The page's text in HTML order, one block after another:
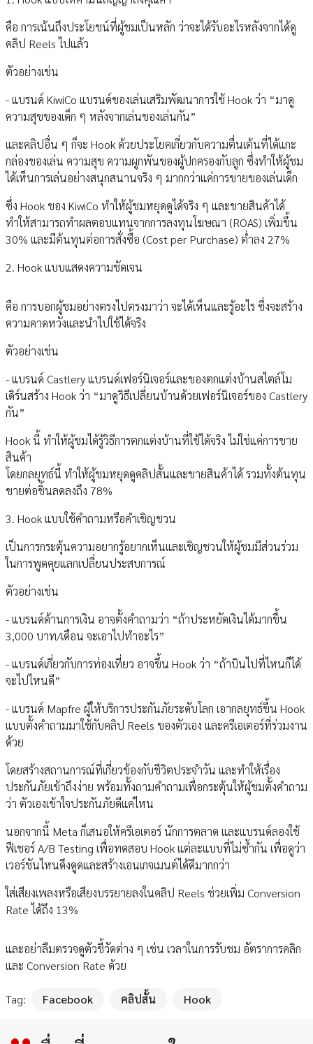
คือ การเน้นถึงประโยชน์ที่ผู้ชมเป็นหลัก ว่าจะได้รับอะไรหลังจากได้ดู
คลิป Reels ไปแล้ว
ตัวอย่างเช่น
- แบรนด์ KiwiCo แบรนด์ของเล่นเสริมพัฒนาการใช้ Hook ว่า “มาดู
ความสุขของเด็ก ๆ หลังจากเล่นของเล่นกัน”
และคลิปอื่น ๆ ก็จะ Hook ด้วยประโยคเกี่ยวกับความตื่นเต้นที่ได้แกะ
กล่องของเล่น ความสุข ความผูกพันของผู้ปกครองกับลูก ซึ่งทำให้ผู้ชม
ได้เห็นการเล่นอย่างสนุกสนานจริง ๆ มากกว่าแค่การขายของเล่นเด็ก
ซึ่ง Hook ของ KiwiCo ทำให้ผู้ชมหยุดดูได้จริง ๆ และขายสินค้าได้
ทำให้สามารถทำผลตอบแทนจากการลงทุนโฆษณา (ROAS) เพิ่มขึ้น
30% และมีต้นทุนต่อการสั่งซื้อ (Cost per Purchase) ต่ำลง 27%
2. Hook แบบแสดงความชัดเจน
คือ การบอกผู้ชมอย่างตรงไปตรงมาว่า จะได้เห็นและรู้อะไร ซึ่งจะสร้าง
ความคาดหวังและนำไปใช้ได้จริง
ตัวอย่างเช่น
- แบรนด์ Castlery แบรนด์เฟอร์นิเจอร์และของตกแต่งบ้านสไตล์โม
เดิร์นสร้าง Hook ว่า “มาดูวิธีเปลี่ยนบ้านด้วยเฟอร์นิเจอร์ของ Castlery
กัน”
Hook นี้ ทำให้ผู้ชมได้รู้วิธีการตกแต่งบ้านที่ใช้ได้จริง ไม่ใช่แค่การขาย
สินค้า
โดยกลยุทธ์นี้ ทำให้ผู้ชมหยุดดูคลิปสั้นและขายสินค้าได้ รวมทั้งต้นทุน
ขายต่อชิ้นลดลงถึง 78%
3. Hook แบบใช้คำถามหรือคำเชิญชวน
เป็นการกระตุ้นความอยากรู้อยากเห็นและเชิญชวนให้ผู้ชมมีส่วนร่วม
ในการพูดคุยแลกเปลี่ยนประสบการณ์
ตัวอย่างเช่น
- แบรนด์ด้านการเงิน อาจตั้งคำถามว่า “ถ้าประหยัดเงินได้มากขึ้น
3,000 บาท/เดือน จะเอาไปทำอะไร”
- แบรนด์เกี่ยวกับการท่องเที่ยว อาจขึ้น Hook ว่า “ถ้าบินไปที่ไหนก็ได้
จะไปไหนดี”
- แบรนด์ Mapfre ผู้ให้บริการประกันภัยระดับโลก เอากลยุทธ์ขึ้น Hook
แบบตั้งคำถามมาใช้กับคลิป Reels ของตัวเอง และครีเอเตอร์ที่ร่วมงาน
ด้วย
โดยสร้างสถานการณ์ที่เกี่ยวข้องกับชีวิตประจำวัน และทำให้เรื่อง
ประกันภัยเข้าถึงง่าย พร้อมทั้งถามคำถามเพื่อกระตุ้นให้ผู้ชมตั้งคำถาม
ว่า ตัวเองเข้าใจประกันภัยดีแค่ไหน
นอกจากนี้ Meta ก็เสนอให้ครีเอเตอร์ นักการตลาด และแบรนด์ลองใช้
ฟีเชอร์ A/B Testing เพื่อทดสอบ Hook แต่ละแบบที่ไม่ซ้ำกัน เพื่อดูว่า
เวอร์ชันไหนดึงดูดและสร้างเอนเกจเมนต์ได้ดีมากกว่า
ใส่เสียงเพลงหรือเสียงบรรยายลงในคลิป Reels ช่วยเพิ่ม Conversion
Rate ได้ถึง 13%
และอย่าลืมตรวจดูตัวชี้วัดต่าง ๆ เช่น เวลาในการรับชม อัตราการคลิก
และ Conversion Rate ด้วย
Tag: Facebook คลิปสั้น Hook